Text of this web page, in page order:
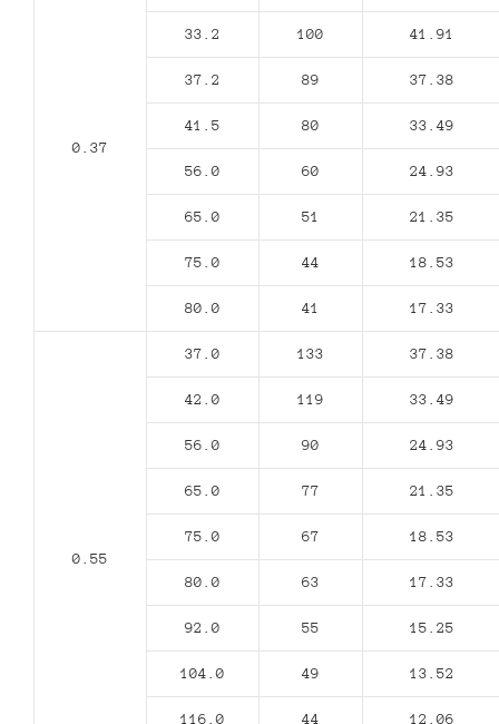
0.37
33.2 100 41.91
37.2 89 37.38
41.5 80 33.49
56.0 60 24.93
65.0 51 21.35
75.0 44 18.53
80.0 41 17.33
0.55
37.0 133 37.38
42.0 119 33.49
56.0 90 24.93
65.0 77 21.35
75.0 67 18.53
80.0 63 17.33
92.0 55 15.25
104.0 49 13.52
116.0 44 12.06